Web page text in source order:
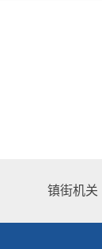
镇街机关